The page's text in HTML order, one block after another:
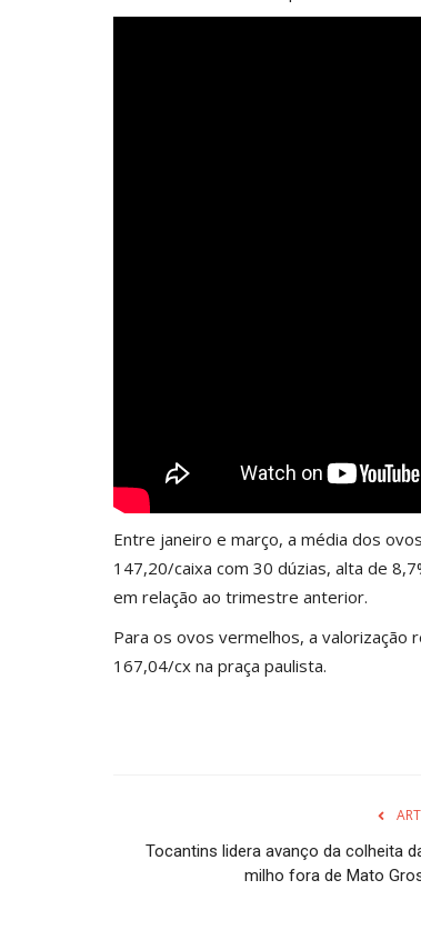
Entre janeiro e março, a média dos
147,20/caixa com 30 dúzias, alta de
em relação ao trimestre anterior.
Para os ovos vermelhos, a valorização
167,04/cx na praça paulista.
Tocantins lidera avanço da colheita
milho fora de Mato